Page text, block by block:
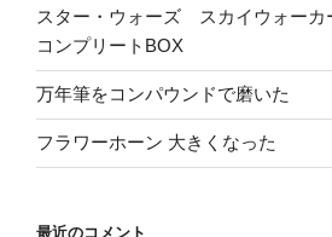
スター・ウォーズ スカイウォーカ
コンプリートBOX
万年筆をコンパウンドで磨いた
フラワーホーン 大きくなった
最近のコメント